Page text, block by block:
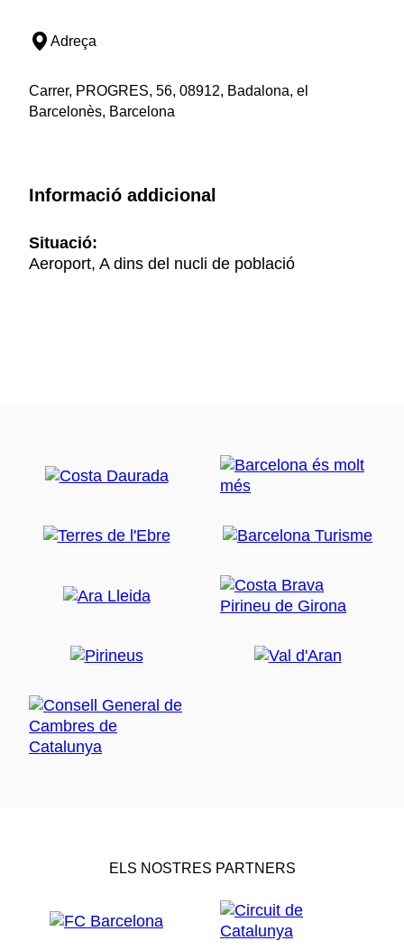
Adreça
Carrer, PROGRES, 56, 08912, Badalona, el
Barcelonès, Barcelona
Informació addicional
Situació:
Aeroport, A dins del nucli de població
ELS NOSTRES PARTNERS